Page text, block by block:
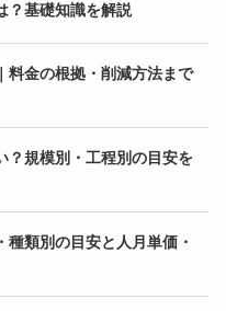
？基礎知識を解説
料金の根拠・削減方法まで
？規模別・工程別の目安を
類別の目安と人月単価・